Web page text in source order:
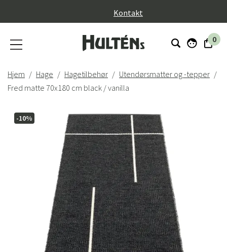
Kontakt
0
Hjem Hage Hagetilbehør
Utendørsmatter og -tepper
Fred matte 70x180 cm black / vanilla
-10%